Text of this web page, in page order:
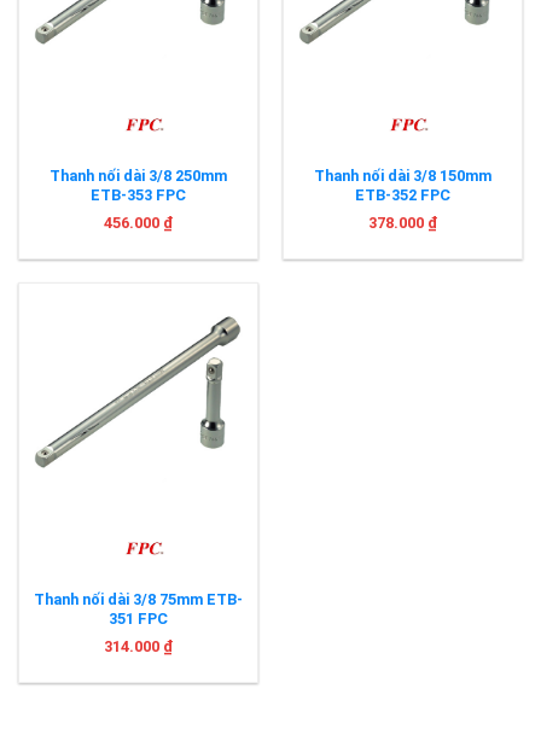
Thanh nối dài 3/8 250mm
ETB-353 FPC
456.000 ₫
Thanh nối dài 3/8 150mm
ETB-352 FPC
378.000 ₫
Thanh nối dài 3/8 75mm ETB-
351 FPC
314.000 ₫